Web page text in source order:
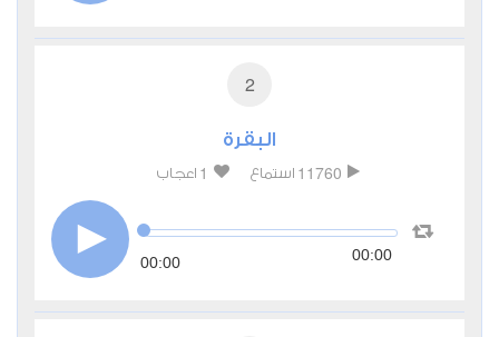
2
البقرة
11760 استماع 1 اعجاب
00:00 00:00